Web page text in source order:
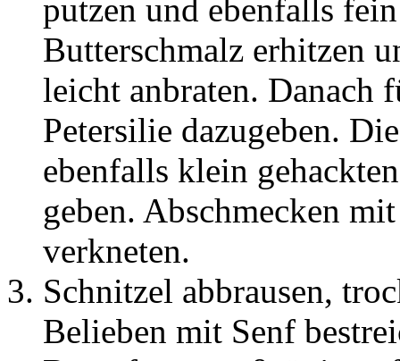
putzen und ebenfalls
Butterschmalz erhitzen
leicht anbraten. Danach
Petersilie dazugeben.
ebenfalls klein
geben. Abschmecken
verkneten.
Schnitzel abbrausen,
Belieben mit Senf